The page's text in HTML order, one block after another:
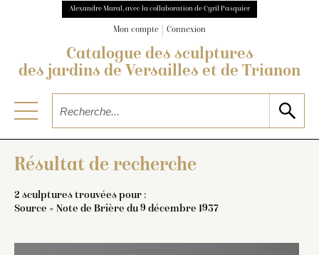
Alexandre Maral, avec la collaboration de Cyril Pasquier
Mon compte Connexion
Catalogue des sculptures
des jardins de Versailles et de Trianon
Résultat de recherche
2 sculptures trouvées pour :
Source = Note de Brière du 9 décembre 1937